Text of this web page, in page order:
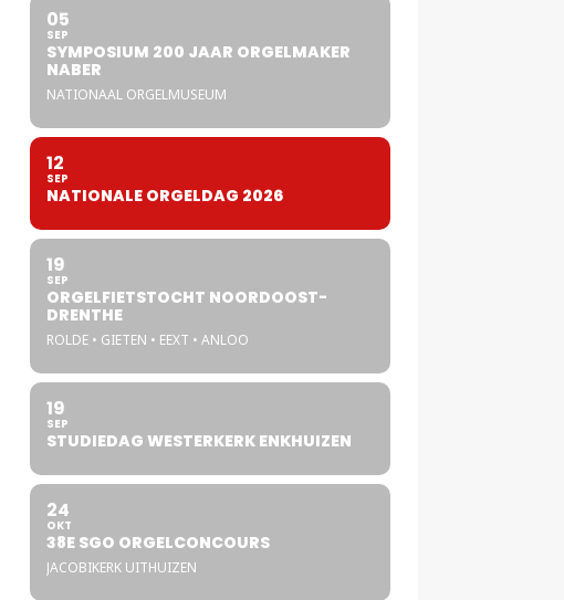
05
SEP
SYMPOSIUM 200 JAAR ORGELMAKER
NABER
NATIONAAL ORGELMUSEUM
12
SEP
NATIONALE ORGELDAG 2026
19
SEP
ORGELFIETSTOCHT NOORDOOST-
DRENTHE
ROLDE • GIETEN • EEXT • ANLOO
19
SEP
STUDIEDAG WESTERKERK ENKHUIZEN
24
OKT
38E SGO ORGELCONCOURS
JACOBIKERK UITHUIZEN